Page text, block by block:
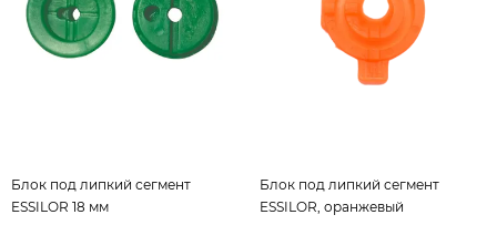
Блок под липкий сегмент
ESSILOR 18 мм
Блок под липкий сегмент
ESSILOR, оранжевый